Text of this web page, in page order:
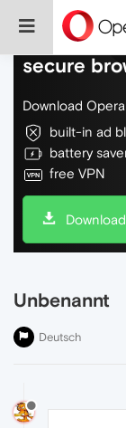
Do more
secure
Download
built-in ad
battery
free VPN
Unbenannt
Deutsch